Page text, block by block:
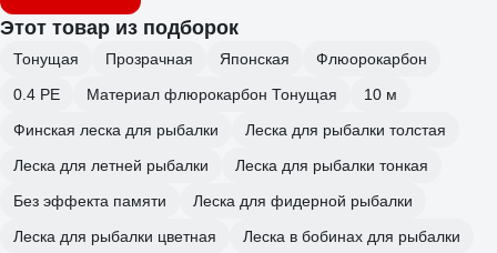
Этот товар из подборок
Тонущая Прозрачная Японская
Флюорокарбон
0.4 PE
Материал флюрокарбон Тонущая
10 м
Финская леска для рыбалки
Леска для рыбалки толстая
Леска для летней рыбалки
Леска для рыбалки тонкая
Без эффекта памяти
Леска для фидерной рыбалки
Леска для рыбалки цветная
Леска в бобинах для рыбалки